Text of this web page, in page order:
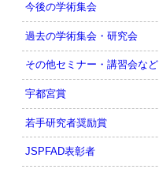
今後の学術集会
過去の学術集会・研究会
その他セミナー・講習会など
宇都宮賞
若手研究者奨励賞
JSPFAD表彰者